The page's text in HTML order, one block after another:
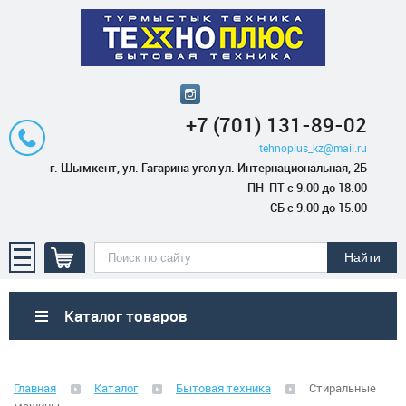
+7 (701) 131-89-02
tehnoplus_kz@mail.ru
г. Шымкент, ул. Гагарина угол ул. Интернациональная, 2Б
ПН-ПТ с 9.00 до 18.00
СБ с 9.00 до 15.00
Каталог товаров
Главная Каталог Бытовая техника
Стиральные